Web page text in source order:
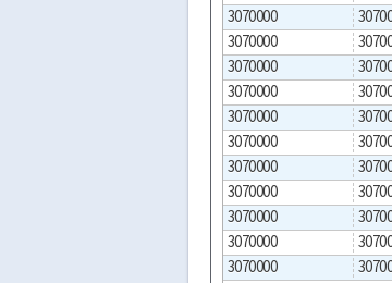
3070000
3070000
3070000
3070000
3070000
3070000
3070000
3070000
3070000
3070000
3070000